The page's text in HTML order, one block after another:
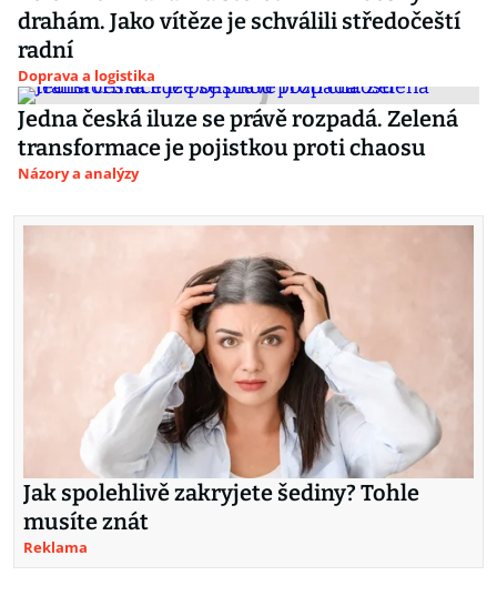
drahám. Jako vítěze je schválili středočeští
radní
Doprava a logistika
Jedna česká iluze se právě rozpadá. Zelená
transformace je pojistkou proti chaosu
Názory a analýzy
Jak spolehlivě zakryjete šediny? Tohle
musíte znát
Reklama